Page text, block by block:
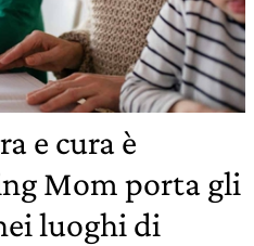
e cura è
Mom porta gli
luoghi di